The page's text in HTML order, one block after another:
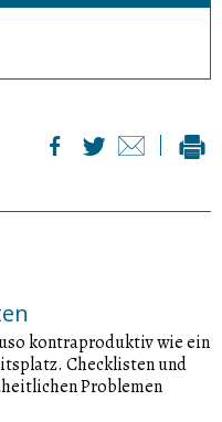
kontraproduktiv wie ein
Checklisten und
Problemen